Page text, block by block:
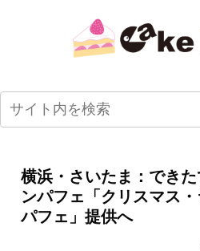
横浜・さいたま：でき
ンパフェ「クリスマス
パフェ」提供へ